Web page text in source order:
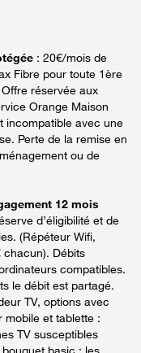
: 20€/mois de
Fibre pour toute 1ère
réservée aux
Orange Maison
incompatible avec une
Perte de la remise en
ou de
12 mois
d’éligibilité et de
(Répéteur Wifi,
chacun). Débits
compatibles.
le débit est partagé.
TV, options avec
mobile et tablette :
TV susceptibles
basic : les